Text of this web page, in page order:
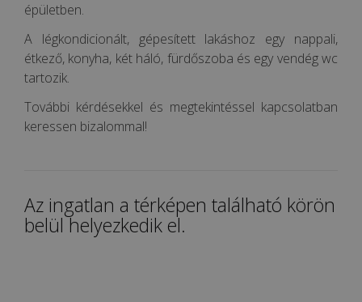
épületben.
A légkondicionált, gépesített lakáshoz egy nappali,
étkező, konyha, két háló, fürdőszoba és egy vendég wc
tartozik.
További kérdésekkel és megtekintéssel kapcsolatban
keressen bizalommal!
Az ingatlan a térképen található körön
belül helyezkedik el.